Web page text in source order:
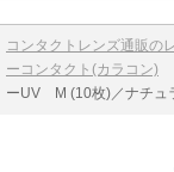
コンタクトレンズ通販の
ーコンタクト(カラコン)
ーUV M (10枚)／ナチ